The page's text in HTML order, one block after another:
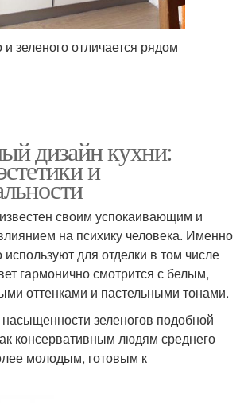
зеленого отличается рядом
дизайн кухни:
и
своим успокаивающим и
на психику человека. Именно
используют для отделки в том числе
гармонично смотрится с белым,
оттенками и пастельными тонами.
зеленогов подобной
консервативным людям среднего
молодым, готовым к